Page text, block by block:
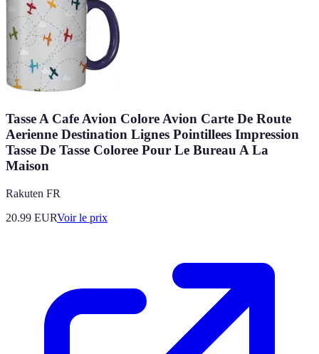
Tasse A Cafe Avion Colore Avion Carte De Route
Aerienne Destination Lignes Pointillees Impression
Tasse De Tasse Coloree Pour Le Bureau A La
Maison
Rakuten FR
20.99 EURVoir le prix